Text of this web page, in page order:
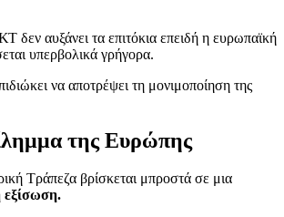
δεν αυξάνει τα επιτόκια επειδή η ευρωπαϊκή
υπερβολικά γρήγορα.
να αποτρέψει τη μονιμοποίηση της
της Ευρώπης
Τράπεζα βρίσκεται μπροστά σε μια
εξίσωση.